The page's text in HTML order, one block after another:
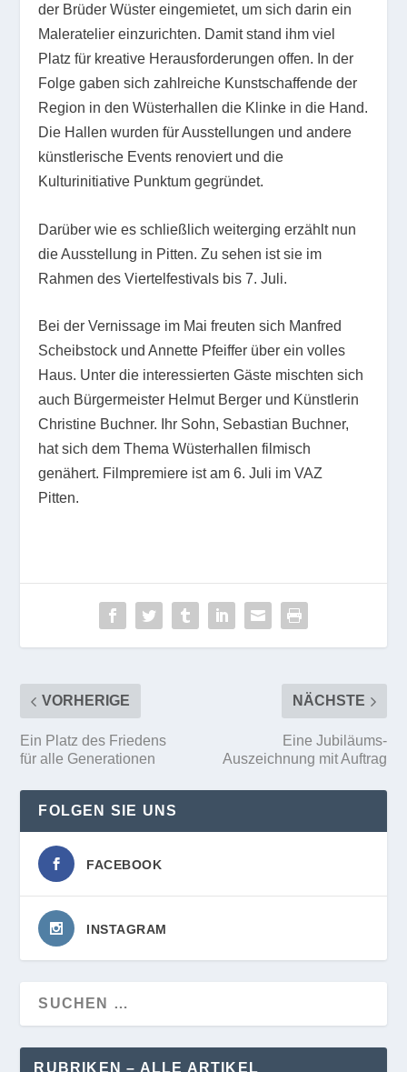
der Brüder Wüster eingemietet, um sich darin ein
Maleratelier einzurichten. Damit stand ihm viel
Platz für kreative Herausforderungen offen. In der
Folge gaben sich zahlreiche Kunstschaffende der
Region in den Wüsterhallen die Klinke in die Hand.
Die Hallen wurden für Ausstellungen und andere
künstlerische Events renoviert und die
Kulturinitiative Punktum gegründet.
Darüber wie es schließlich weiterging erzählt nun
die Ausstellung in Pitten. Zu sehen ist sie im
Rahmen des Viertelfestivals bis 7. Juli.
Bei der Vernissage im Mai freuten sich Manfred
Scheibstock und Annette Pfeiffer über ein volles
Haus. Unter die interessierten Gäste mischten sich
auch Bürgermeister Helmut Berger und Künstlerin
Christine Buchner. Ihr Sohn, Sebastian Buchner,
hat sich dem Thema Wüsterhallen filmisch
genähert. Filmpremiere ist am 6. Juli im VAZ
Pitten.
VORHERIGE
Ein Platz des Friedens
für alle Generationen
NÄCHSTE
Eine Jubiläums-
Auszeichnung mit Auftrag
FOLGEN SIE UNS
FACEBOOK
INSTAGRAM
RUBRIKEN – ALLE ARTIKEL